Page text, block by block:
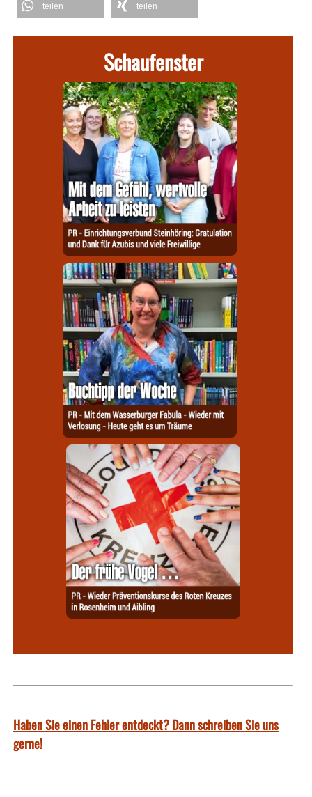
teilen teilen
Schaufenster
Haben Sie einen Fehler entdeckt? Dann schreiben Sie uns
gerne!